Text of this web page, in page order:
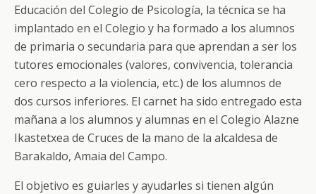
Educación del Colegio de Psicología, la técnica se ha
implantado en el Colegio y ha formado a los alumnos
de primaria o secundaria para que aprendan a ser los
tutores emocionales (valores, convivencia, tolerancia
cero respecto a la violencia, etc.) de los alumnos de
dos cursos inferiores. El carnet ha sido entregado esta
mañana a los alumnos y alumnas en el Colegio Alazne
Ikastetxea de Cruces de la mano de la alcaldesa de
Barakaldo, Amaia del Campo.
El objetivo es guiarles y ayudarles si tienen algún